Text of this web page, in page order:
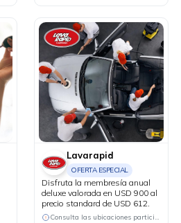
Lavarapid
OFERTA ESPECIAL
Disfruta la membresía anual
deluxe valorada en USD 900 al
precio standard de USD 612.
Consulta las ubicaciones participantes